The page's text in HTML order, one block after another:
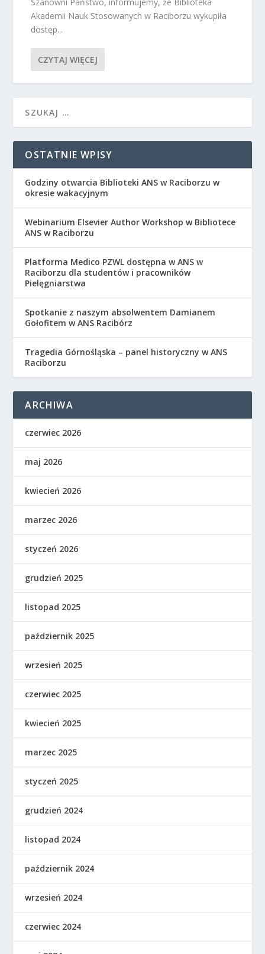
Akademii Nauk Stosowanych w Raciborzu wykupiła
dostęp...
CZYTAJ WIĘCEJ
OSTATNIE WPISY
Godziny otwarcia Biblioteki ANS w Raciborzu w
okresie wakacyjnym
Webinarium Elsevier Author Workshop w Bibliotece
ANS w Raciborzu
Platforma Medico PZWL dostępna w ANS w
Raciborzu dla studentów i pracowników
Pielęgniarstwa
Spotkanie z naszym absolwentem Damianem
Gołofitem w ANS Racibórz
Tragedia Górnośląska – panel historyczny w ANS
Raciborzu
ARCHIWA
czerwiec 2026
maj 2026
kwiecień 2026
marzec 2026
styczeń 2026
grudzień 2025
listopad 2025
październik 2025
wrzesień 2025
czerwiec 2025
kwiecień 2025
marzec 2025
styczeń 2025
grudzień 2024
listopad 2024
październik 2024
wrzesień 2024
czerwiec 2024